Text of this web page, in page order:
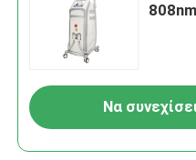
Να